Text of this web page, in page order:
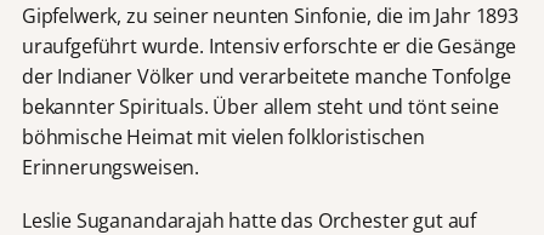
Gipfelwerk, zu seiner neunten Sinfonie, die im Jahr 1893
uraufgeführt wurde. Intensiv erforschte er die Gesänge
der Indianer Völker und verarbeitete manche Tonfolge
bekannter Spirituals. Über allem steht und tönt seine
böhmische Heimat mit vielen folkloristischen
Erinnerungsweisen.
Leslie Suganandarajah hatte das Orchester gut auf